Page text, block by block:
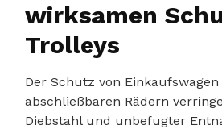
wirksamen
Trolleys
Der Schutz von
abschließbaren Rädern
Diebstahl und unbefugter